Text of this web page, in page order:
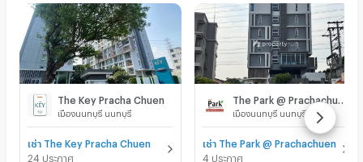
The Key Pracha Chuen
เมืองนนทบุรี นนทบุรี
เช่า The Key Pracha Chuen
24 ประกาศ
เมืองนนทบุรี นนทบุรี
เช่า The Park @ Prachachuen
4 ประกาศ